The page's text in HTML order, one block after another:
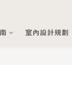
室內設計規劃